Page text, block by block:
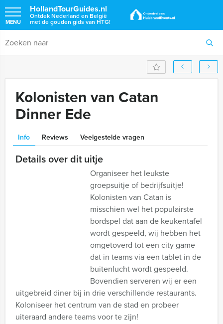
HollandTourGuides.nl
Ontdek Nederland en België
met de gouden gids van HTG!
MENU
Kolonisten van Catan
Dinner Ede
Info Reviews Veelgestelde vragen
Details over dit uitje
Organiseer het leukste
groepsuitje of bedrijfsuitje!
Kolonisten van Catan is
misschien wel het populairste
bordspel dat aan de keukentafel
wordt gespeeld, wij hebben het
omgetoverd tot een city game
dat in teams via een tablet in de
buitenlucht wordt gespeeld.
Bovendien serveren wij er een
uitgebreid diner bij in drie verschillende restaurants.
Koloniseer het centrum van de stad en probeer
uiteraard andere teams voor te zijn!